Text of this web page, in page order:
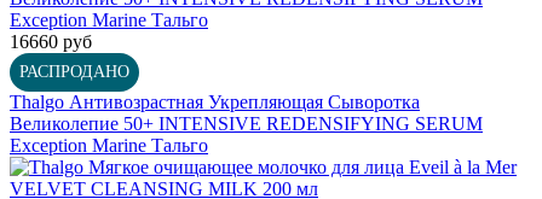
16660 руб
РАСПРОДАНО
Thalgo Антивозрастная Укрепляющая Сыворотка
Великолепие 50+ INTENSIVE REDENSIFYING SERUM
Exception Marine Тальго